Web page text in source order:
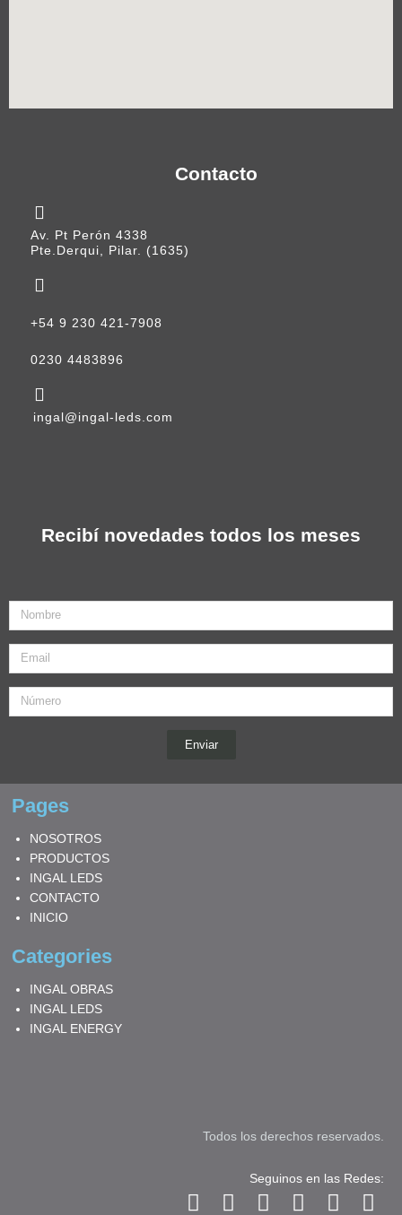
Contacto
Av. Pt Perón 4338
Pte.Derqui, Pilar. (1635)
+54 9 230 421-7908
0230 4483896
ingal@ingal-leds.com
Recibí novedades todos los meses
Nombre
Email
Enviar
Pages
NOSOTROS
PRODUCTOS
INGAL LEDS
CONTACTO
INICIO
Categories
INGAL OBRAS
INGAL LEDS
INGAL ENERGY
Todos los derechos reservados.
Seguinos en las Redes:
F
I
T
L
Y
W